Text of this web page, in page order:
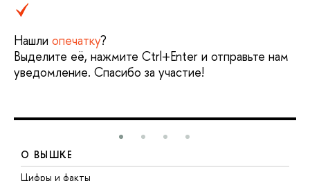
Нашли опечатку?
Выделите её, нажмите Ctrl+Enter и отправьте нам
уведомление. Спасибо за участие!
О ВЫШКЕ
Цифры и факты